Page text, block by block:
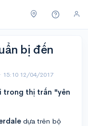
bị đến
· 15:10 12/04/2017
trong thị trấn "yên
dựa trên bộ